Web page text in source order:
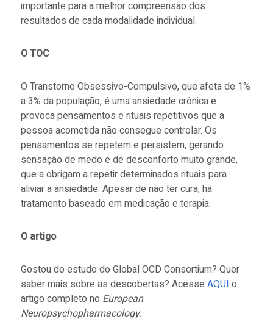
importante para a melhor compreensão dos
resultados de cada modalidade individual.
O TOC
O Transtorno Obsessivo-Compulsivo, que afeta de 1%
a 3% da população, é uma ansiedade crônica e
provoca pensamentos e rituais repetitivos que a
pessoa acometida não consegue controlar. Os
pensamentos se repetem e persistem, gerando
sensação de medo e de desconforto muito grande,
que a obrigam a repetir determinados rituais para
aliviar a ansiedade. Apesar de não ter cura, há
tratamento baseado em medicação e terapia.
O artigo
Gostou do estudo do Global OCD Consortium? Quer
saber mais sobre as descobertas? Acesse AQUI o
artigo completo no European
Neuropsychopharmacology.